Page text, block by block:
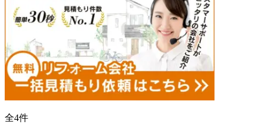
全4件